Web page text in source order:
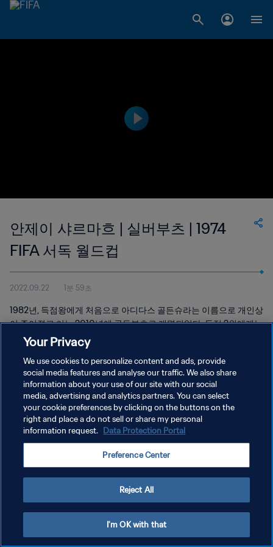
안제이 샤르마흐 | 실버부츠 | 1974
FIFA 서독 월드컵
2022.09.22 1분 59초
1982년, 득점왕에게 처음으로 아디다스 골든슈라는 이름으로 개인상
이 주어졌고 이는 2010년에 골든부츠로 개명되었다. 득점 2위에게는
아디다스 실버부츠가, 득점 3위에게는 아디다스 브론즈부츠가 각각
개인정보 보호정책
쿠키 기본 설정 관리
Copyright © 1994 - 2026 FIFA. All rights reserved.
Your Privacy
We use cookies to personalize content and ads, provide
social media features and analyse our traffic. We also share
information about your use of our site with our social
media, advertising and analytics partners. You can select
your cookie preferences by clicking on the buttons on the
right and place a do not sell or share my personal
information request. Data Protection Portal
Preference Center
Reject All
I'm OK with that